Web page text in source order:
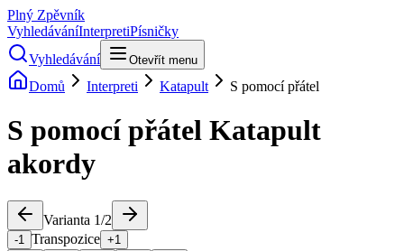
Plný Zpěvník
VyhledáváníInterpretiPísničky
Vyhledávání
Otevřít menu
Domů Interpreti Katapult S pomocí přátel
S pomocí přátel Katapult
akordy
Varianta 1/2
-1 Transpozice +1